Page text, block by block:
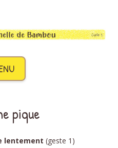
Aller au contenu
pique
lentement (geste 1)